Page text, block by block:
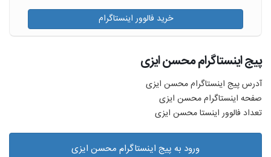
خرید فالوور اینستاگرام
پیج اینستاگرام محسن ایزی
آدرس پیج اینستاگرام محسن ایزی
صفحه اینستاگرام محسن ایزی
تعداد فالوور اینستا محسن ایزی
ورود به پیج اینستاگرام محسن ایزی